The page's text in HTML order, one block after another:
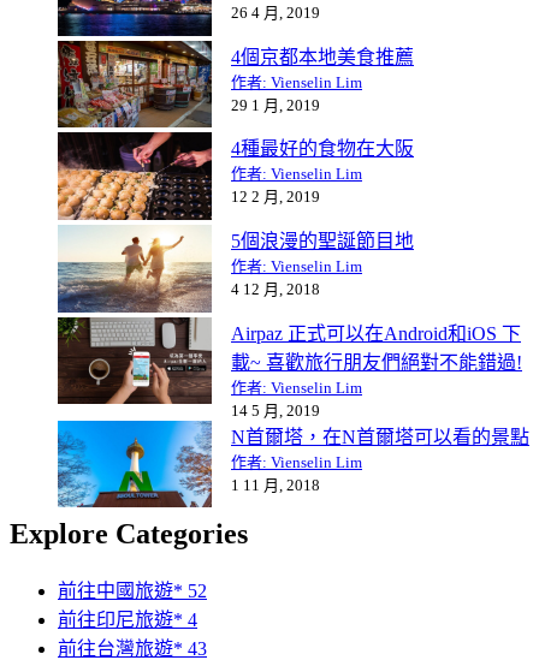
26 4 月, 2019
4個京都本地美食推薦
作者: Vienselin Lim
29 1 月, 2019
4種最好的食物在大阪
作者: Vienselin Lim
12 2 月, 2019
5個浪漫的聖誕節目地
作者: Vienselin Lim
4 12 月, 2018
Airpaz 正式可以在Android和iOS 下
載~ 喜歡旅行朋友們絕對不能錯過!
作者: Vienselin Lim
14 5 月, 2019
N首爾塔，在N首爾塔可以看的景點
作者: Vienselin Lim
1 11 月, 2018
Explore Categories
前往中國旅遊* 52
前往印尼旅遊* 4
前往台灣旅遊* 43